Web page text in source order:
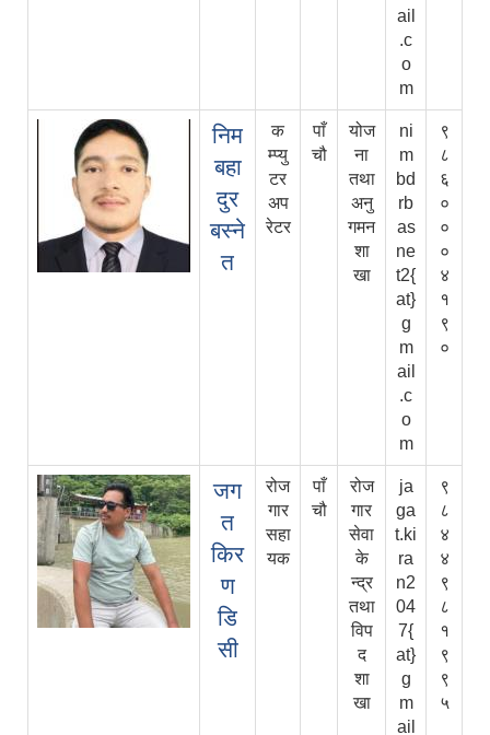
ail
.c
o
m
निम
बहा
दुर
बस्ने
त
क
म्प्यु
टर
अप
रेटर
पाँ
चौ
योज
ना
तथा
अनु
गमन
शा
खा
ni
m
bd
rb
as
ne
t2{
at}
g
m
ail
.c
o
m
९
८
६
०
०
०
४
१
९
०
जग
त
किर
ण
डि
सी
रोज
गार
सहा
यक
पाँ
चौ
रोज
गार
सेवा
के
न्द्र
तथा
विप
द
शा
खा
ja
ga
t.ki
ra
n2
04
7{
at}
g
m
ail
९
८
४
४
९
८
१
९
९
५